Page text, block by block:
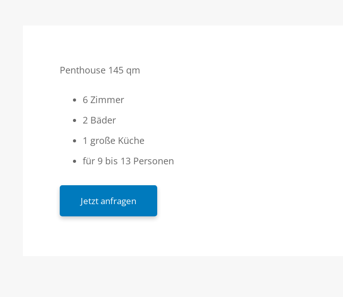
Penthouse 145 qm
6 Zimmer
2 Bäder
1 große Küche
für 9 bis 13 Personen
Jetzt anfragen